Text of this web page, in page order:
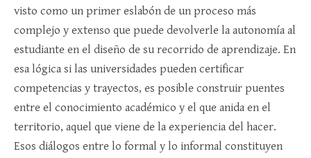
visto como un primer eslabón de un proceso más
complejo y extenso que puede devolverle la autonomía al
estudiante en el diseño de su recorrido de aprendizaje. En
esa lógica si las universidades pueden certificar
competencias y trayectos, es posible construir puentes
entre el conocimiento académico y el que anida en el
territorio, aquel que viene de la experiencia del hacer.
Esos diálogos entre lo formal y lo informal constituyen